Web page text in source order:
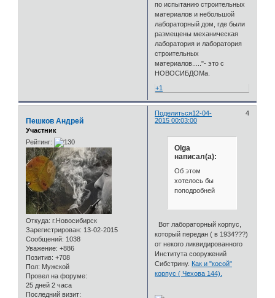
по испытанию строительных
материалов и небольшой
лабораторный дом, где были
размещены механическая
лаборатория и лаборатория
строительных
материалов....."- это с
НОВОСИБДОМа.
+1
Поделиться 4
12-04-
2015 00:03:00
Пешков Андрей
Участник
Рейтинг:
Откуда: г.Новосибирск
Зарегистрирован: 13-02-2015
Сообщений: 1038
Уважение: +886
Позитив: +708
Пол: Мужской
Провел на форуме:
25 дней 2 часа
Последний визит:
Olga
написал(а):
Об этом
хотелось бы
поподробней
Вот лабораторный корпус,
который передан ( в 1934???)
от некого ликвидированного
Института сооружений
Сибстрину. Как и "косой"
корпус ( Чехова 144).